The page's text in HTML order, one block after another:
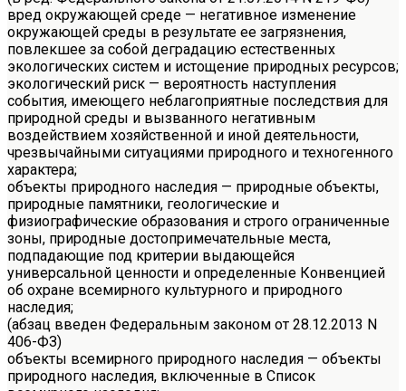
вред окружающей среде — негативное изменение
окружающей среды в результате ее загрязнения,
повлекшее за собой деградацию естественных
экологических систем и истощение природных ресурсов;
экологический риск — вероятность наступления
события, имеющего неблагоприятные последствия для
природной среды и вызванного негативным
воздействием хозяйственной и иной деятельности,
чрезвычайными ситуациями природного и техногенного
характера;
объекты природного наследия — природные объекты,
природные памятники, геологические и
физиографические образования и строго ограниченные
зоны, природные достопримечательные места,
подпадающие под критерии выдающейся
универсальной ценности и определенные Конвенцией
об охране всемирного культурного и природного
наследия;
(абзац введен Федеральным законом от 28.12.2013 N
406-ФЗ)
объекты всемирного природного наследия — объекты
природного наследия, включенные в Список